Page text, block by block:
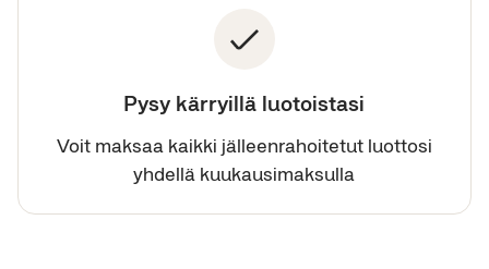
Pysy kärryillä luotoistasi
Voit maksaa kaikki jälleenrahoitetut luottosi
yhdellä kuukausimaksulla